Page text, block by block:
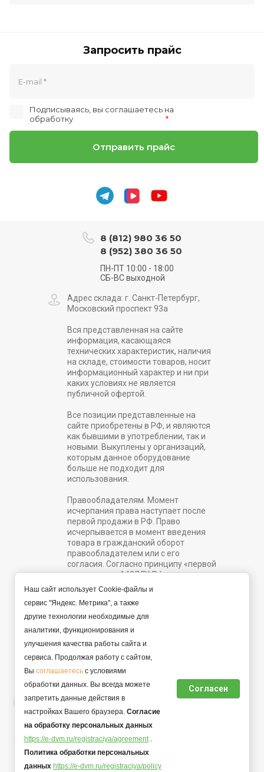
Запросить прайс
Подписываясь, вы соглашаетесь на
обработку
*
Отправить прайс
© 2022 - 2026 Интернет магазин. Все права защищены.
Продавец ИП Аксенов Михаил Александрович, ОГРНИП
323510000003104.
Политика конфиденциальности персональной информации,
договор оферты.
8 (812) 980 36 50
8 (952) 380 36 50
ПН-ПТ 10:00 - 18:00
СБ-ВС выходной
Адрес склада: г. Санкт-Петербург,
Московский проспект 93а
Вся представленная на сайте
информация, касающаяся
технических характеристик, наличия
на складе, стоимости товаров, носит
информационный характер и ни при
каких условиях не является
публичной офертой.
Все позиции представленные на
сайте приобретены в РФ, и являются
как бывшими в употреблении, так и
новыми. Выкуплены у организаций,
которым данное оборудование
больше не подходит для
использования.
Правообладателям. Момент
исчерпания права наступает после
первой продажи в РФ. Право
исчерпывается в момент введения
товара в гражданский оборот
правообладателем или с его
согласия. Согласно принципу «первой
продажи» ст. 1487 ГК РФ.
e-dvm@list.ru
Задать вопрос
Мегагрупп.ру
Наш сайт использует Cookie-файлы и
сервис "Яндекс. Метрика", а также
другие технологии необходимые для
аналитики, функционирования и
улучшения качества работы сайта и
сервиса. Продолжая работу с сайтом,
Вы соглашаетесь с условиями
обработки данных. Вы всегда можете
запретить данные действия в
настройках Вашего браузера. Согласие
на обработку персональных данных
https://e-dvm.ru/registraciya/agreement.
Политика обработки персональных
данных https://e-dvm.ru/registraciya/policy
Согласен